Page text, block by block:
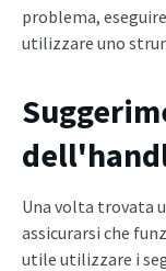
problema,
utilizzare uno
Una volta trovata
assicurarsi che
utile utilizzare i